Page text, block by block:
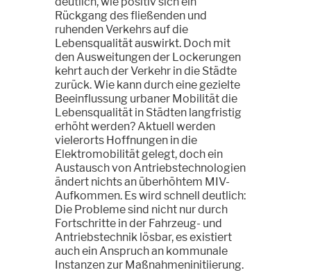
Rückgang des fließenden und
ruhenden Verkehrs auf die
Lebensqualität auswirkt. Doch mit
den Ausweitungen der Lockerungen
kehrt auch der Verkehr in die Städte
zurück. Wie kann durch eine gezielte
Beeinflussung urbaner Mobilität die
Lebensqualität in Städten langfristig
erhöht werden? Aktuell werden
vielerorts Hoffnungen in die
Elektromobilität gelegt, doch ein
Austausch von Antriebstechnologien
ändert nichts an überhöhtem MIV-
Aufkommen. Es wird schnell deutlich:
Die Probleme sind nicht nur durch
Fortschritte in der Fahrzeug- und
Antriebstechnik lösbar, es existiert
auch ein Anspruch an kommunale
Instanzen zur Maßnahmeninitiierung.